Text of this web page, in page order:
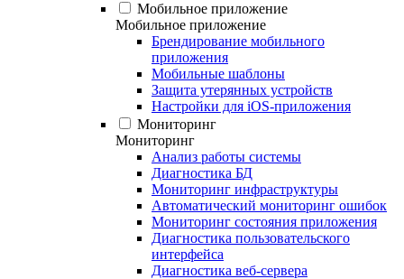
Мобильное приложение
Мобильное приложение
Брендирование мобильного
приложения
Мобильные шаблоны
Защита утерянных устройств
Настройки для iOS-приложения
Мониторинг
Мониторинг
Анализ работы системы
Диагностика БД
Мониторинг инфраструктуры
Автоматический мониторинг ошибок
Мониторинг состояния приложения
Диагностика пользовательского
интерфейса
Диагностика веб-сервера